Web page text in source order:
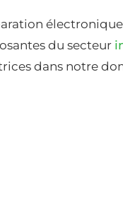
du secteur
dans notre